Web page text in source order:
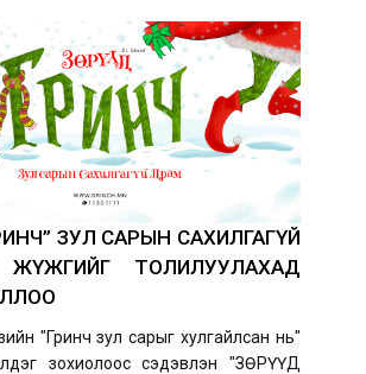
ЗУЛ САРЫН САХИЛГАГҮЙ
ТОЛИЛУУЛАХАД
"Гринч зул сарыг хулгайлсан нь"
зохиолоос сэдэвлэн "ЗӨРҮҮД